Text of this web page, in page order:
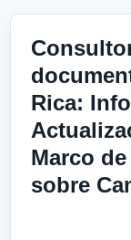
Rica:
Marco
sobre